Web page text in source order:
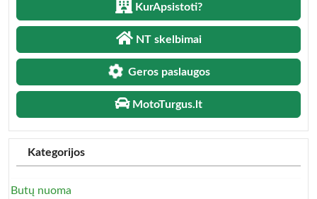
KurApsistoti?
NT skelbimai
Geros paslaugos
MotoTurgus.lt
Kategorijos
Butų nuoma